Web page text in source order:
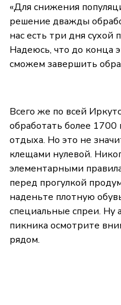
«Для снижения
решение дважды
нас есть три дня сухой
Надеюсь, что до конца
сможем завершить
Всего же по всей
обработать более 1700
отдыха. Но это не
клещами нулевой.
элементарными
перед прогулкой
наденьте плотную
специальные спреи. Ну
пикника осмотрите
рядом.